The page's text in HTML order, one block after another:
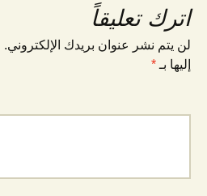
اترك تعليقاً
لن يتم نشر عنوان بريدك الإلكتروني.
إليها بـ *